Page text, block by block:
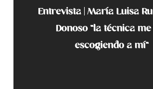
Entrevista | María Luisa
Donoso "la técnica
escogiendo a mí"